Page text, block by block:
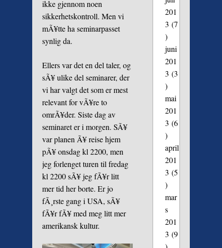
ikke gjennom noen
sikkerhetskontroll. Men vi
mÃ¥tte ha seminarpasset
synlig da.
Ellers var det en del taler, og
sÃ¥ ulike del seminarer, der
vi har valgt det som er mest
relevant for vÃ¥re to
omrÃ¥der. Siste dag av
seminaret er i morgen. SÃ¥
var planen Ã¥ reise hjem
pÃ¥ onsdag kl 2200, men
jeg forlenget turen til fredag
kl 2200 sÃ¥ jeg fÃ¥r litt
mer tid her borte. Er jo
fÃ¸rste gang i USA, sÃ¥
fÃ¥r fÃ¥ med meg litt mer
amerikansk kultur.
201
3 (7
)
juni
201
3 (3
)
mai
201
3 (6
)
april
201
3 (5
)
mar
s
201
3 (9